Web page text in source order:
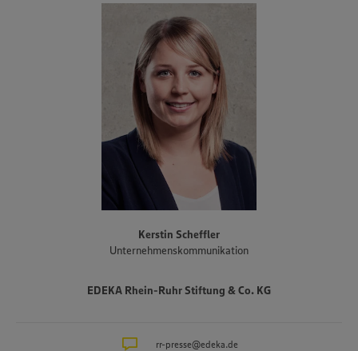
genossenschaftlich organisierte Unternehmen mit Sitz in Moers
erwirtschaftete 2024 einen Umsatz von rund 6,5 Milliarden Euro.
Mit fast 50.000 Mitarbeitern gehört es zu den größten
Arbeitgebern und Ausbildungsbetrieben in der Region. Täglich
vertrauen mehr als eine Millionen Kundinnen und Kunden auf die
EDEKA-Frische, auf Qualität und Sortimentsvielfalt.
Kerstin Scheffler
Unternehmenskommunikation
EDEKA Rhein-Ruhr Stiftung & Co. KG
rr-presse@edeka.de